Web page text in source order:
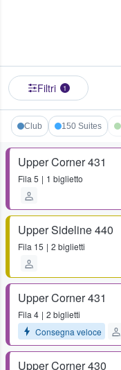
Filtri 1
Club 150 Suites
Upper Corner 431
Fila 5 1 biglietto
Upper Sideline 440
Fila 15 2 biglietti
Upper Corner 431
Fila 4
2 biglietti
Consegna veloce
Upper Corner 430